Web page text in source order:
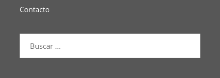
Contacto